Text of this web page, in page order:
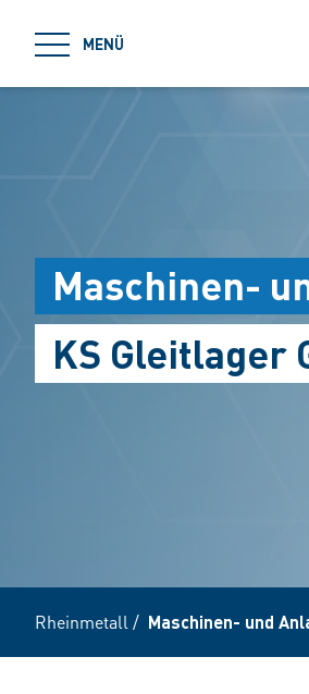
MENÜ
Maschinen-
KS Gleitlager
Rheinmetall / Maschinen- und